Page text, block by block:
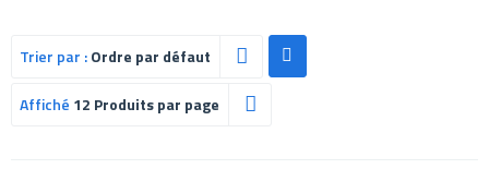
Trier par :Ordre par défaut
Affiché 12 Produits par page